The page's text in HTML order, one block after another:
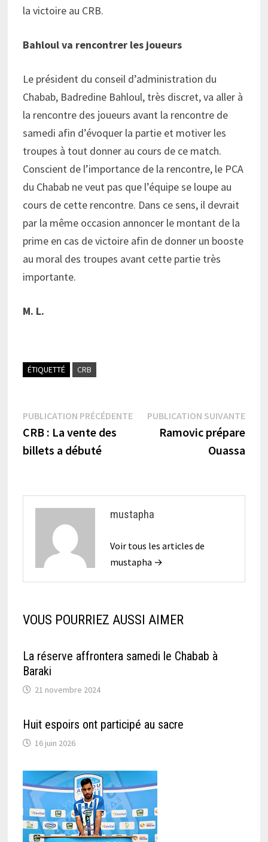
la victoire au CRB.
Bahloul va rencontrer les joueurs
Le président du conseil d’administration du
Chabab, Badredine Bahloul, très discret, va aller à
la rencontre des joueurs avant la rencontre de
samedi afin d’évoquer la partie et motiver les
troupes à tout donner au cours de ce match.
Conscient de l’importance de la rencontre, le PCA
du Chabab ne veut pas que l’équipe se loupe au
cours de cette rencontre. Dans ce sens, il devrait
par la même occasion annoncer le montant de la
prime en cas de victoire afin de donner un booste
au moral des troupes avant cette partie très
importante.
M. L.
ÉTIQUETTÉ CRB
Navigation
de
PUBLICATION PRÉCÉDENTEPublication
précédente :
CRB : La vente des
billets a débuté
PUBLICATION SUIVANTE
Ramovic prépare
Ouassa
mustapha
Voir tous les articles de
mustapha →
VOUS POURRIEZ AUSSI AIMER
La réserve affrontera samedi le Chabab à
Baraki
21 novembre 2024
Huit espoirs ont participé au sacre
16 juin 2026